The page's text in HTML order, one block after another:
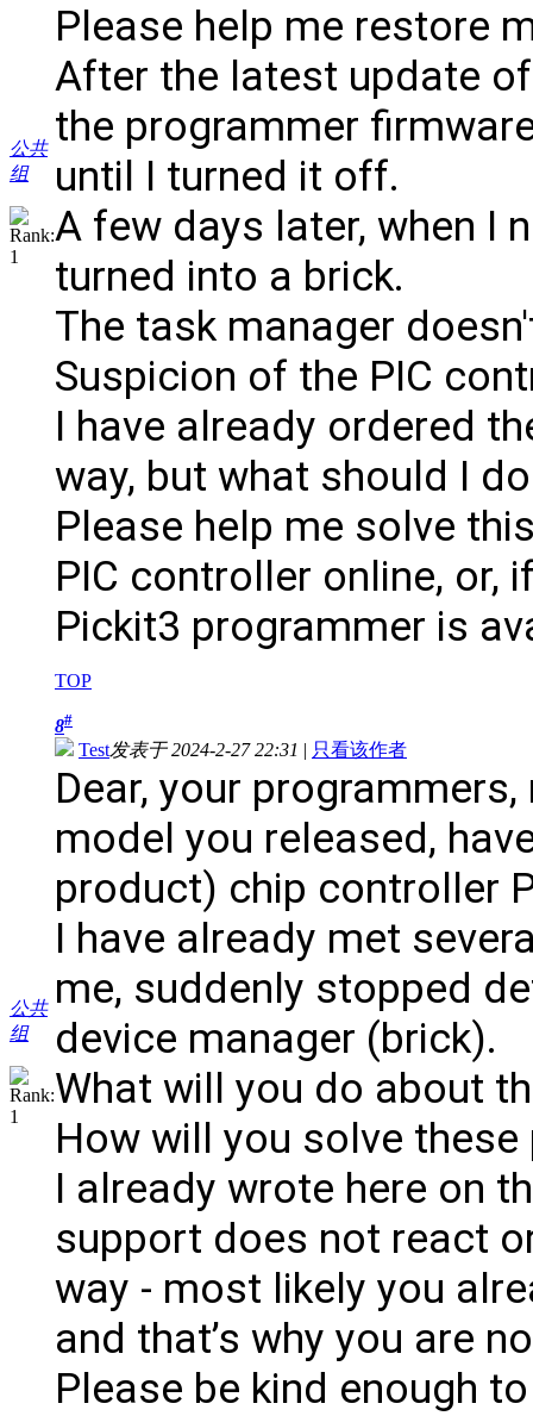
公共
组
Please help me restore
After the latest update
the programmer
until I turned it off.
A few days later, when I
turned into a brick.
The task manager
Suspicion of the PIC
I have already ordered
way, but what should I
Please help me solve
PIC controller online, or,
Pickit3 programmer is
TOP
公共
组
8#
Test发表于 2024-2-27 22:31 | 只看该作者
Dear, your
model you released,
product) chip controller
I have already met
me, suddenly stopped
device manager (brick).
What will you do about
How will you solve these
I already wrote here on
support does not react
way - most likely you
and that’s why you are
Please be kind enough